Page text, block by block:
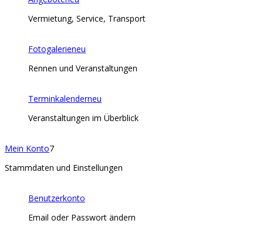
Vermietung, Service, Transport
Fotogalerieneu
Rennen und Veranstaltungen
Terminkalenderneu
Veranstaltungen im Überblick
Mein Konto7
Stammdaten und Einstellungen
Benutzerkonto
Email oder Passwort ändern